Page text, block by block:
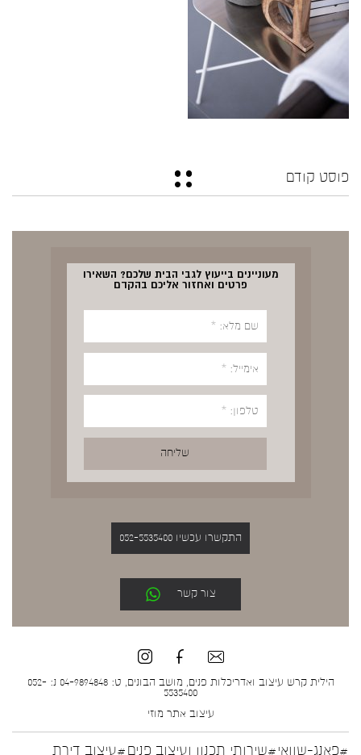
פוסט קודם
מעוניינים בייעוץ לגבי הבית שלכם? השאירו
פרטים ואחזור אליכם בהקדם
התקשרו עכשיו 052-5535400
צור קשר
הילית קרש עיצוב ואדריכלות פנים, מושב הבונים, ט: 04-9894848 נ: 052-
5535400
עיצוב אתר מוזי
#פאנג-שוואי#שירותי תכנון ועיצוב פנים#עיצוב דירת